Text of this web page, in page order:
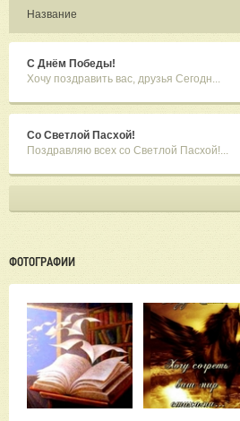
Название
С Днём Победы!
Хочу поздравить вас, друзья Сегодн...
Со Светлой Пасхой!
Поздравляю всех со Светлой Пасхой!...
ФОТОГРАФИИ